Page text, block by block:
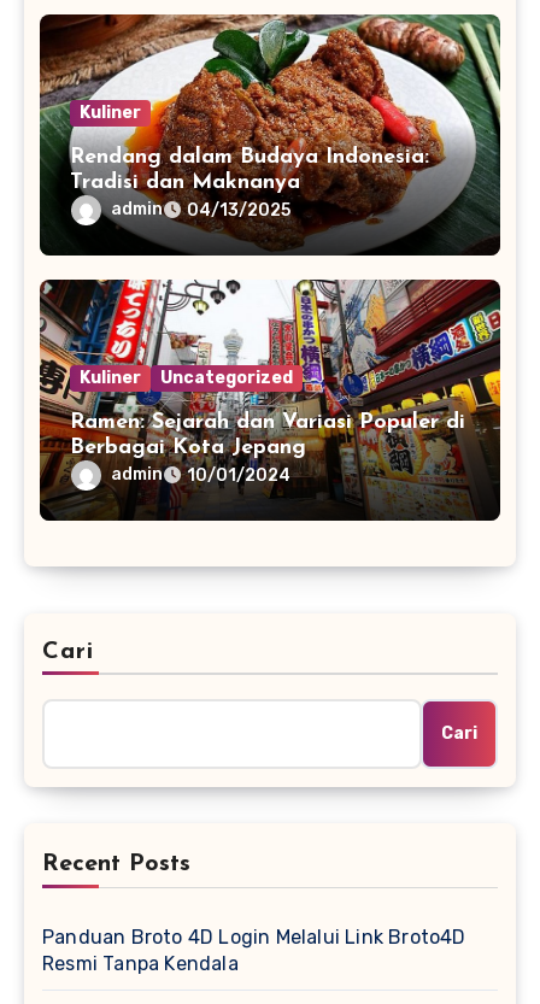
Kuliner
Rendang dalam Budaya Indonesia:
Tradisi dan Maknanya
admin 04/13/2025
Kuliner Uncategorized
Ramen: Sejarah dan Variasi Populer di
Berbagai Kota Jepang
admin 10/01/2024
Cari
Cari
Recent Posts
Panduan Broto 4D Login Melalui Link Broto4D
Resmi Tanpa Kendala